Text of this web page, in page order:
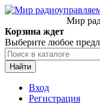
Мир
Корзина ждет
Выберите любое
Найти
Вход
Регистрация